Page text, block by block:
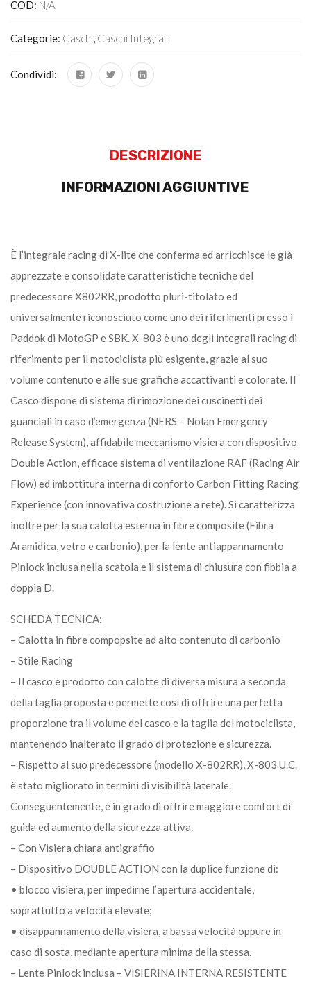
COD: N/A
Categorie: Caschi, Caschi Integrali
Condividi:
DESCRIZIONE
INFORMAZIONI AGGIUNTIVE
È l’integrale racing di X-lite che conferma ed arricchisce le già
apprezzate e consolidate caratteristiche tecniche del
predecessore X802RR, prodotto pluri-titolato ed
universalmente riconosciuto come uno dei riferimenti presso i
Paddok di MotoGP e SBK. X-803 è uno degli integrali racing di
riferimento per il motociclista più esigente, grazie al suo
volume contenuto e alle sue grafiche accattivanti e colorate. Il
Casco dispone di sistema di rimozione dei cuscinetti dei
guanciali in caso d’emergenza (NERS – Nolan Emergency
Release System), affidabile meccanismo visiera con dispositivo
Double Action, efficace sistema di ventilazione RAF (Racing Air
Flow) ed imbottitura interna di conforto Carbon Fitting Racing
Experience (con innovativa costruzione a rete). Si caratterizza
inoltre per la sua calotta esterna in fibre composite (Fibra
Aramidica, vetro e carbonio), per la lente antiappannamento
Pinlock inclusa nella scatola e il sistema di chiusura con fibbia a
doppia D.
SCHEDA TECNICA:
– Calotta in fibre compopsite ad alto contenuto di carbonio
– Stile Racing
– Il casco è prodotto con calotte di diversa misura a seconda
della taglia proposta e permette così di offrire una perfetta
proporzione tra il volume del casco e la taglia del motociclista,
mantenendo inalterato il grado di protezione e sicurezza.
– Rispetto al suo predecessore (modello X-802RR), X-803 U.C.
è stato migliorato in termini di visibilità laterale.
Conseguentemente, è in grado di offrire maggiore comfort di
guida ed aumento della sicurezza attiva.
– Con Visiera chiara antigraffio
– Dispositivo DOUBLE ACTION con la duplice funzione di:
• blocco visiera, per impedirne l’apertura accidentale,
soprattutto a velocità elevate;
• disappannamento della visiera, a bassa velocità oppure in
caso di sosta, mediante apertura minima della stessa.
– Lente Pinlock inclusa – VISIERINA INTERNA RESISTENTE